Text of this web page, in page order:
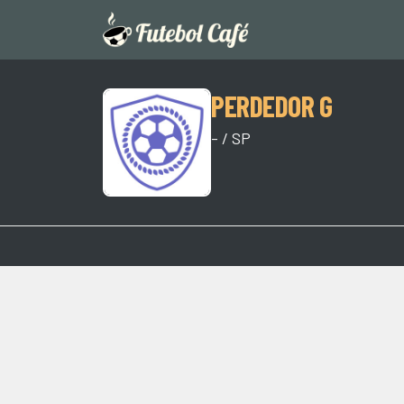
PERDEDOR G
- / SP